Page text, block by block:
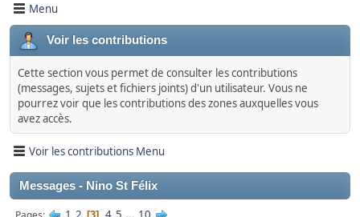
Menu
Voir les contributions
Cette section vous permet de consulter les contributions
(messages, sujets et fichiers joints) d'un utilisateur. Vous ne
pourrez voir que les contributions des zones auxquelles vous
avez accès.
Voir les contributions Menu
Messages - Nino St Félix